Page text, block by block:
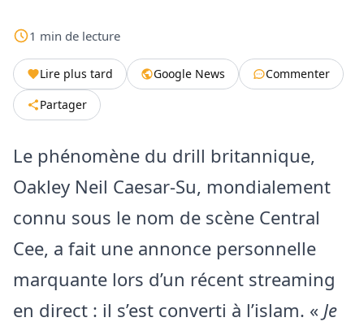
1 min de lecture
Lire plus tard Google News
Commenter
Partager
Le phénomène du drill britannique,
Oakley Neil Caesar-Su, mondialement
connu sous le nom de scène Central
Cee, a fait une annonce personnelle
marquante lors d’un récent streaming
en direct : il s’est converti à l’islam. « Je